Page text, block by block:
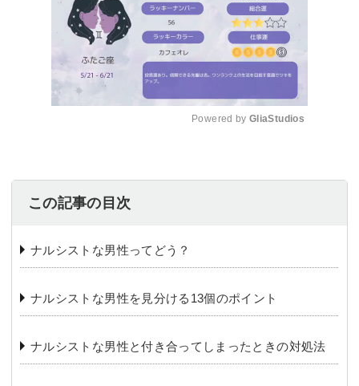
Powered by GliaStudios
この記事の目次
ナルシストな男性ってどう？
ナルシストな男性を見分ける13個のポイント
ナルシストな男性と付き合ってしまったときの対処法